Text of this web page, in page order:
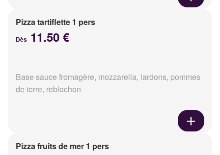
Pizza tartiflette 1 pers
Dès 11.50 €
Base sauce fromagère, mozzarella, lardons, pommes
de terre, reblochon
Pizza fruits de mer 1 pers